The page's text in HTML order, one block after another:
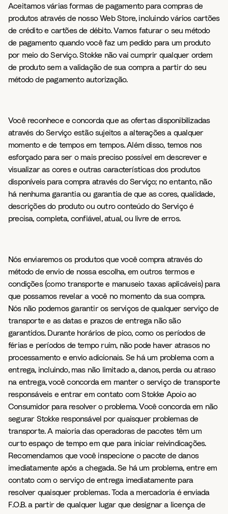
Aceitamos várias formas de pagamento para compras de
produtos através de nosso Web Store, incluindo vários cartões
de crédito e cartões de débito. Vamos faturar o seu método
de pagamento quando você faz um pedido para um produto
por meio do Serviço. Stokke não vai cumprir qualquer ordem
de produto sem a validação de sua compra a partir do seu
método de pagamento autorização.
Você reconhece e concorda que as ofertas disponibilizadas
através do Serviço estão sujeitos a alterações a qualquer
momento e de tempos em tempos. Além disso, temos nos
esforçado para ser o mais preciso possível em descrever e
visualizar as cores e outras características dos produtos
disponíveis para compra através do Serviço; no entanto, não
há nenhuma garantia ou garantia de que as cores, qualidade,
descrições do produto ou outro conteúdo do Serviço é
precisa, completa, confiável, atual, ou livre de erros.
Nós enviaremos os produtos que você compra através do
método de envio de nossa escolha, em outros termos e
condições (como transporte e manuseio taxas aplicáveis) para
que possamos revelar a você no momento da sua compra.
Nós não podemos garantir os serviços de qualquer serviço de
transporte e as datas e prazos de entrega não são
garantidos. Durante horários de pico, como os períodos de
férias e períodos de tempo ruim, não pode haver atrasos no
processamento e envio adicionais. Se há um problema com a
entrega, incluindo, mas não limitado a, danos, perda ou atraso
na entrega, você concorda em manter o serviço de transporte
responsáveis ​​e entrar em contato com Stokke Apoio ao
Consumidor para resolver o problema. Você concorda em não
segurar Stokke responsável por quaisquer problemas de
transporte. A maioria das operadoras de pacotes têm um
curto espaço de tempo em que para iniciar reivindicações.
Recomendamos que você inspecione o pacote de danos
imediatamente após a chegada. Se há um problema, entre em
contato com o serviço de entrega imediatamente para
resolver quaisquer problemas. Toda a mercadoria é enviada
F.O.B. a partir de qualquer lugar que designar a licença de